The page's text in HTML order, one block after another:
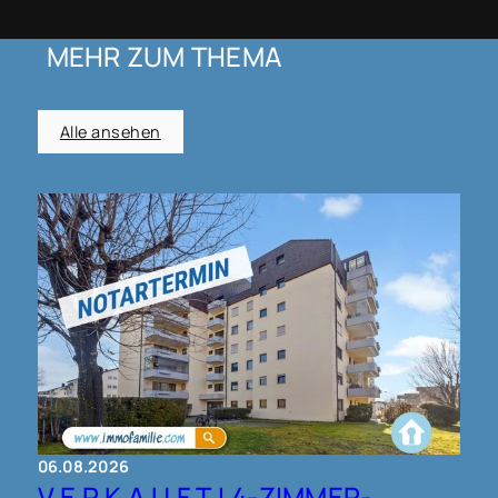
MEHR ZUM THEMA
Alle ansehen
06.08.2026